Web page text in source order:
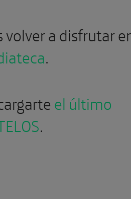
volver a disfrutar
.
el último
.